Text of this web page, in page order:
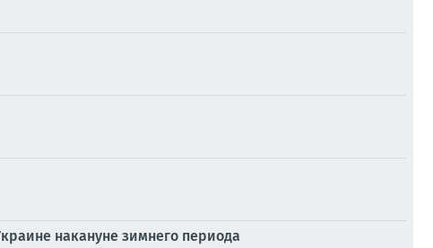
накануне зимнего периода